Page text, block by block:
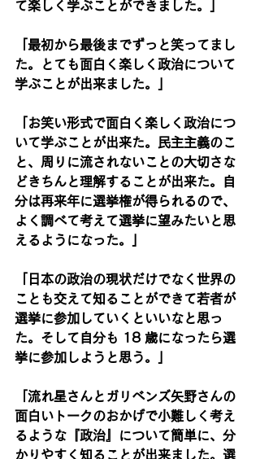
て楽しく学ぶことができました。」
「最初から最後までずっと笑ってまし
た。とても面白く楽しく政治について
学ぶことが出来ました。」
「お笑い形式で面白く楽しく政治につ
いて学ぶことが出来た。民主主義のこ
と、周りに流されないことの大切さな
どきちんと理解することが出来た。自
分は再来年に選挙権が得られるので、
よく調べて考えて選挙に望みたいと思
えるようになった。」
「日本の政治の現状だけでなく世界の
ことも交えて知ることができて若者が
選挙に参加していくといいなと思っ
た。そして自分も 18 歳になったら選
挙に参加しようと思う。」
「流れ星さんとガリベンズ矢野さんの
面白いトークのおかげで小難しく考え
るような『政治』について簡単に、分
かりやすく知ることが出来ました。選